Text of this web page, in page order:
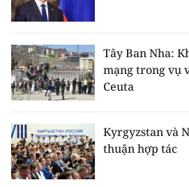
中文
FRANÇAIS
РУССКИЙ
ESPAÑOL
Tây Ban Nha:
mạng trong vụ
Ceuta
Kyrgyzstan và
thuận hợp tác